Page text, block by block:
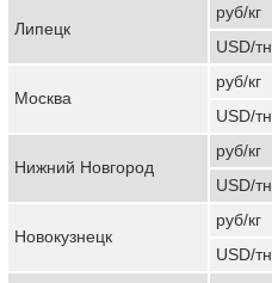
Липецк
руб/кг
USD/тн
Москва
руб/кг
USD/тн
Нижний Новгород
руб/кг
USD/тн
Новокузнецк
руб/кг
USD/тн